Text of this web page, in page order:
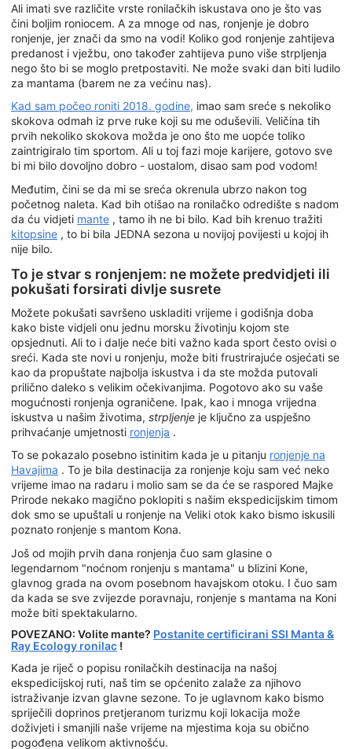
Ali imati sve različite vrste ronilačkih iskustava ono je što vas
čini boljim roniocem. A za mnoge od nas, ronjenje je dobro
ronjenje, jer znači da smo na vodi! Koliko god ronjenje zahtijeva
predanost i vježbu, ono također zahtijeva puno više strpljenja
nego što bi se moglo pretpostaviti. Ne može svaki dan biti ludilo
za mantama (barem ne za većinu nas).
Kad sam počeo roniti 2018. godine, imao sam sreće s nekoliko
skokova odmah iz prve ruke koji su me oduševili. Veličina tih
prvih nekoliko skokova možda je ono što me uopće toliko
zaintrigiralo tim sportom. Ali u toj fazi moje karijere, gotovo sve
bi mi bilo dovoljno dobro - uostalom, disao sam pod vodom!
Međutim, čini se da mi se sreća okrenula ubrzo nakon tog
početnog naleta. Kad bih otišao na ronilačko odredište s nadom
da ću vidjeti mante , tamo ih ne bi bilo. Kad bih krenuo tražiti
kitopsine , to bi bila JEDNA sezona u novijoj povijesti u kojoj ih
nije bilo.
To je stvar s ronjenjem: ne možete predvidjeti ili
pokušati forsirati divlje susrete
Možete pokušati savršeno uskladiti vrijeme i godišnja doba
kako biste vidjeli onu jednu morsku životinju kojom ste
opsjednuti. Ali to i dalje neće biti važno kada sport često ovisi o
sreći. Kada ste novi u ronjenju, može biti frustrirajuće osjećati se
kao da propuštate najbolja iskustva i da ste možda putovali
prilično daleko s velikim očekivanjima. Pogotovo ako su vaše
mogućnosti ronjenja ograničene. Ipak, kao i mnoga vrijedna
iskustva u našim životima, strpljenje je ključno za uspješno
prihvaćanje umjetnosti ronjenja .
To se pokazalo posebno istinitim kada je u pitanju ronjenje na
Havajima . To je bila destinacija za ronjenje koju sam već neko
vrijeme imao na radaru i molio sam se da će se raspored Majke
Prirode nekako magično poklopiti s našim ekspedicijskim timom
dok smo se upuštali u ronjenje na Veliki otok kako bismo iskusili
poznato ronjenje s mantom Kona.
Još od mojih prvih dana ronjenja čuo sam glasine o
legendarnom "noćnom ronjenju s mantama" u blizini Kone,
glavnog grada na ovom posebnom havajskom otoku. I čuo sam
da kada se sve zvijezde poravnaju, ronjenje s mantama na Koni
može biti spektakularno.
POVEZANO: Volite mante? Postanite certificirani SSI Manta &
Ray Ecology ronilac !
Kada je riječ o popisu ronilačkih destinacija na našoj
ekspedicijskoj ruti, naš tim se općenito zalaže za njihovo
istraživanje izvan glavne sezone. To je uglavnom kako bismo
spriječili doprinos pretjeranom turizmu koji lokacija može
doživjeti i smanjili naše vrijeme na mjestima koja su obično
pogođena velikom aktivnošću.